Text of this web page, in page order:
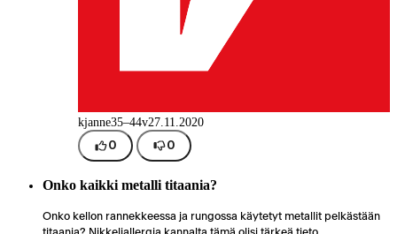
kjanne35–44v27.11.2020
0 0
Onko kaikki metalli titaania?
Onko kellon rannekkeessa ja rungossa käytetyt metallit pelkästään